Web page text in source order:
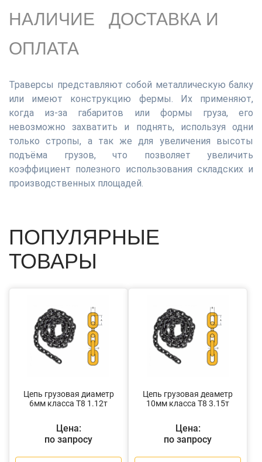
НАЛИЧИЕ
ДОСТАВКА И
ОПЛАТА
Траверсы представляют собой металлическую балку
или имеют конструкцию фермы. Их применяют,
когда из-за габаритов или формы груза, его
невозможно захватить и поднять, используя одни
только стропы, а так же для увеличения высоты
подъёма грузов, что позволяет увеличить
коэффициент полезного использования складских и
производственных площадей.
ПОПУЛЯРНЫЕ
ТОВАРЫ
Цепь грузовая диаметр
6мм класса Т8 1.12т
Цена:
по запросу
Цепь грузовая деаметр
10мм класса Т8 3.15т
Цена:
по запросу